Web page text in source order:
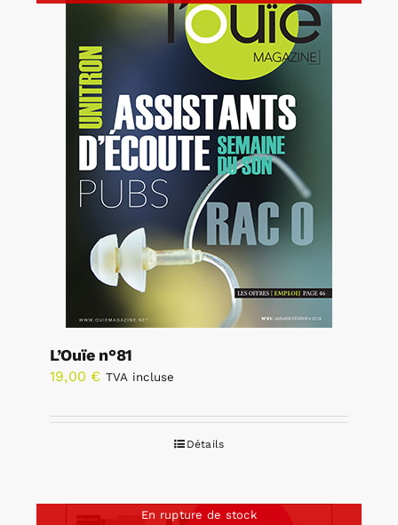
Annonces emploi
L’Ouïe n°81
19,00 € TVA incluse
Détails
En rupture de stock